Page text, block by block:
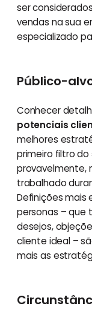
ser
vendas na sua
especializado
Público-
Conhecer
potenciais
melhores
primeiro filtro
provavelmente,
trabalhado
Definições mais
personas – que
desejos,
cliente ideal –
mais as